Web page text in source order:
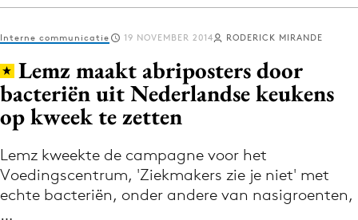
Log in
Volg het laatste nieuws via de Adformatie
Nieuws app
Interne communicatie 19 NOVEMBER 2014 RODERICK MIRANDE
Lemz maakt abriposters door
bacteriën uit Nederlandse keukens
op kweek te zetten
Lemz kweekte de campagne voor het
Voedingscentrum, 'Ziekmakers zie je niet' met
echte bacteriën, onder andere van nasigroenten,
…